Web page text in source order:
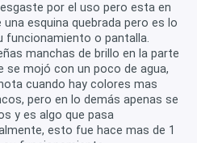
por el uso pero esta en
esquina quebrada pero es lo
funcionamiento o pantalla.
manchas de brillo en la parte
se mojó con un poco de agua,
cuando hay colores mas
pero en lo demás apenas se
y es algo que pasa
esto fue hace mas de 1